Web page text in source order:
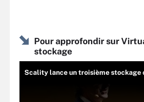
Pour approfondir sur
stockage
Scality lance un troisième stockage